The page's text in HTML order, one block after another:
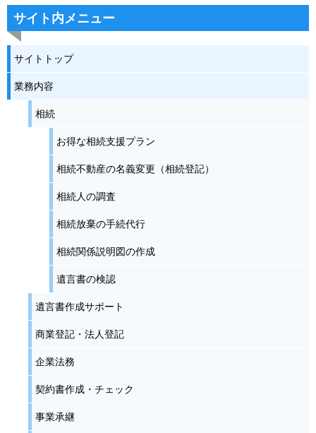
サイト内メニュー
サイトトップ
業務内容
相続
お得な相続支援プラン
相続不動産の名義変更（相続登記）
相続人の調査
相続放棄の手続代行
相続関係説明図の作成
遺言書の検認
遺言書作成サポート
商業登記・法人登記
企業法務
契約書作成・チェック
事業承継